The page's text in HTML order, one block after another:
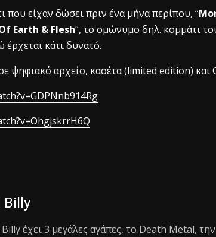
είχαν δώσει πριν ένα μήνα περίπου, “
Earth & Flesh“, το ομώνυμο δηλ. κομμάτι
κάτι δυνατό.
ψηφιακό αρχείο, κασέτα (limited edition) και
Billy
έχει 3 μεγάλες αγάπες, το Death Metal, την